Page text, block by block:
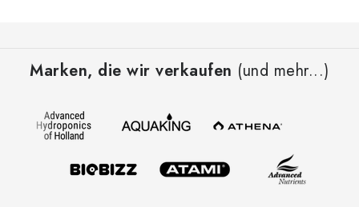
Marken, die wir verkaufen (und mehr...)